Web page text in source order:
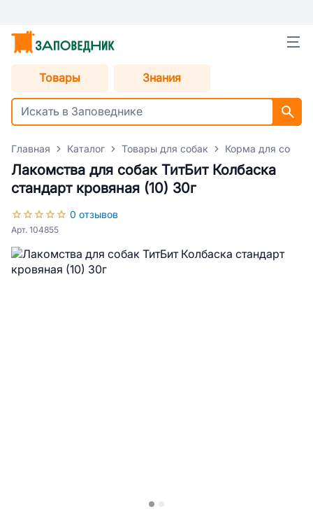
Товары Знания
Главная Каталог Товары для собак Корма для собак
Лакомства для собак ТитБит Колбаска
стандарт кровяная (10) 30г
0 отзывов
Арт. 104855